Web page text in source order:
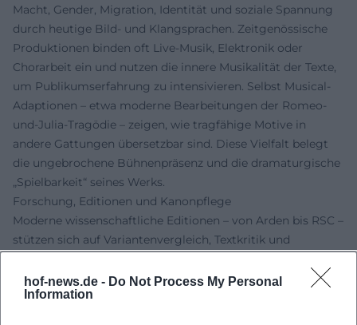
hof-news.de - Do Not Process My Personal
Information
Macht, Gender, Migration, Identität und soziale Spannung
durch heutige Bild- und Klangsprachen. Zeitgenössische
Produktionen binden oft Live-Musik, Elektronik oder
Chorarbeit ein und nutzen die innere Musikalität der Texte,
um Publikumserfahrung zu intensivieren. Selbst Musical-
Adaptionen – etwa moderne Bearbeitungen der Romeo-
und-Julia-Tragödie – zeigen, wie tragfähige Motive in
andere Gattungen übersetzbar sind. Diese Vielfalt belegt
die ungebrochene Bühnenpräsenz und die dramaturgische
„Spielbarkeit“ seines Werks.
Forschung, Editionen und Kanonpflege
Moderne wissenschaftliche Editionen – von Arden bis RSC –
stützen sich auf Variantenvergleich, Textkritik und
Shakespeare Birthplace Trust und die British Library
kontextualisieren das First Folio, vergleichen Quarto- und